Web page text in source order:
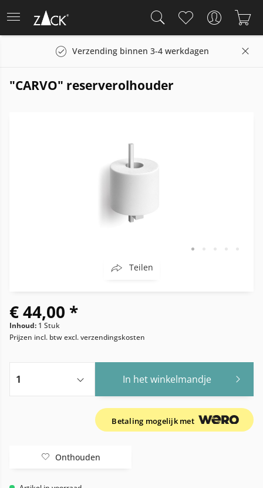
Verzending binnen 3-4 werkdagen
"CARVO" reserverolhouder
Teilen
€ 44,00 *
Inhoud: 1 Stuk
Prijzen incl. btwexcl. verzendingskosten
In het winkelmandje
Betaling mogelijk met
Onthouden